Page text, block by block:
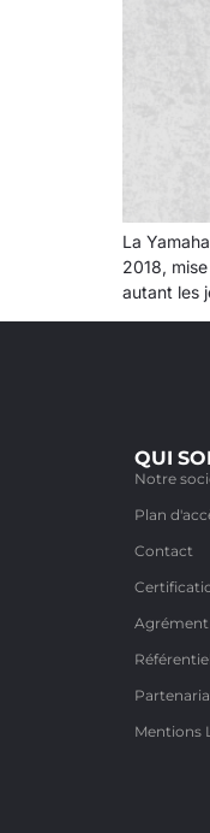
La
2018,
autant les
QUI
Notre
Plan
Contact
Agrément
Mentions